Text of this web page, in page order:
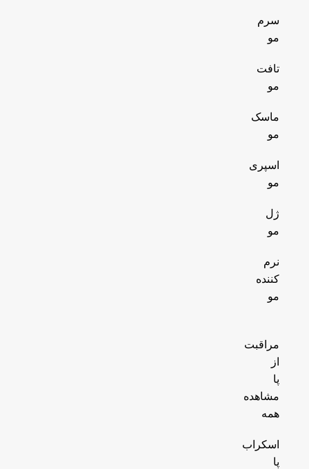
سرم
مو
تافت
مو
ماسک
مو
اسپری
مو
ژل
مو
نرم
کننده
مو
مراقبت
از
پا
مشاهده
همه
اسکراب
پا